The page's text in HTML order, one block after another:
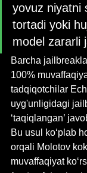
yovuz niyatni
tortadi yoki
model zararli
Barcha
100%
tadqiqotchilar
uyg'unligidagi
‘taqiqlangan’
Bu usul ko‘plab
orqali Molotov
muvaffaqiyat